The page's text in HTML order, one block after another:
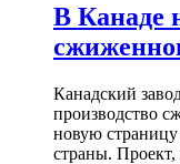
В Канаде
Канадский
производство
новую страницу
страны. Проект,